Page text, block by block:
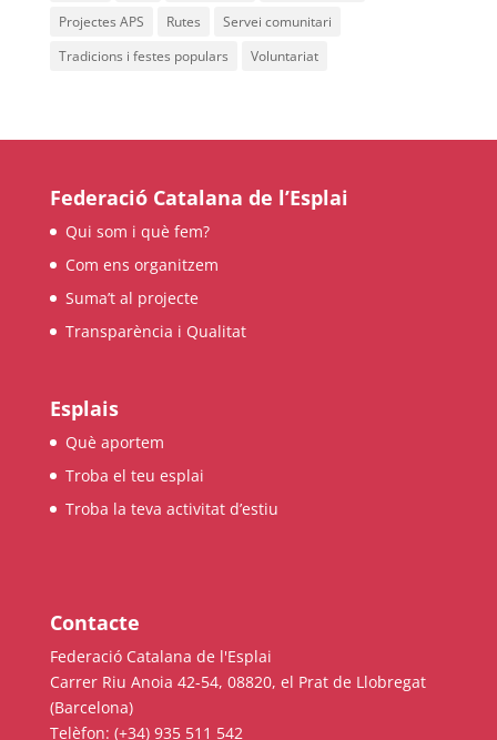
Projectes APS
Rutes
Servei comunitari
Tradicions i festes populars
Voluntariat
Federació Catalana de l’Esplai
Qui som i què fem?
Com ens organitzem
Suma’t al projecte
Transparència i Qualitat
Esplais
Què aportem
Troba el teu esplai
Troba la teva activitat d’estiu
Contacte
Federació Catalana de l'Esplai
Carrer Riu Anoia 42-54, 08820, el Prat de Llobregat
(Barcelona)
Telèfon: (+34) 935 511 542